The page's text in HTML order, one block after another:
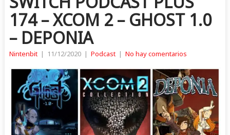
174 – XCOM 2 – GHOST 1.0
– DEPONIA
Nintenbit | 11/12/2020 | Podcast | No hay comentarios